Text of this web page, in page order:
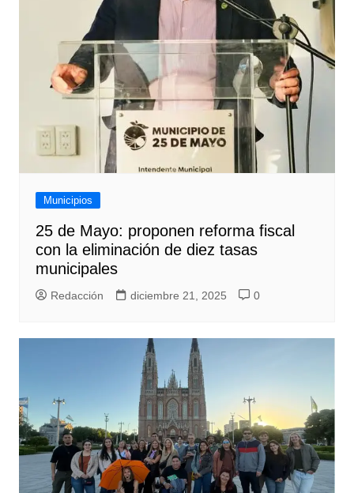
Municipios
25 de Mayo: proponen reforma fiscal
con la eliminación de diez tasas
municipales
Redacción diciembre 21, 2025 0